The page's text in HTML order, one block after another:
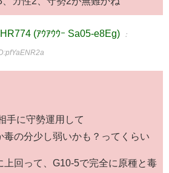
(ｱｳｱｳｳｰ Sa05-e8Eg) ：
手に守勢運用して
毒の分少し弱いかも？ってくらい
上回って、G10-5で完全に原種と毒